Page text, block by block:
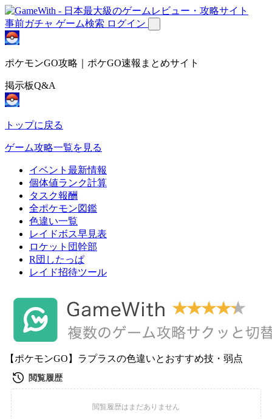
事前ガチャ ゲーム検索 ログイン
ポケモンGO攻略｜ポケGO速報まとめサイト
掲示板Q&A
トップに戻る
ゲーム攻略一覧を見る
イベント最新情報
個体値ランク計算
タスク報酬
全ポケモン図鑑
色違い一覧
レイドボス早見表
ロケット団幹部
R団したっぱ
レイド招待ツール
【ポケモンGO】ラプラスの色違いとおすすめ技・弱点